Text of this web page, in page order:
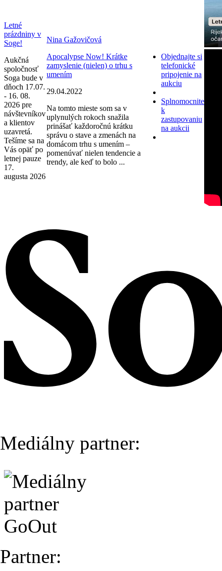
Letné
prázdniny v
Soge!
Aukčná
spoločnosť
Soga bude v
dňoch 17.07.
- 16. 08.
2026 pre
návštevníkov
a klientov
uzavretá.
Tešíme sa na
Vás opäť po
letnej pauze
17.
augusta 2026
Nina Gažovičová
Apocalypse Now! Krátke
zamyslenie (nielen) o trhu s
umením
29.04.2022
Na tomto mieste som sa v
uplynulých rokoch snažila
prinášať každoročnú krátku
správu o stave a zmenách na
domácom trhu s umením –
pomenúvať nielen tendencie a
trendy, ale keď to bolo ...
Objednajte si
telefonické
pripojenie na
aukciu
Splnomocnite
k
zastupovaniu
na aukcii
Mediálny partner:
Partner: